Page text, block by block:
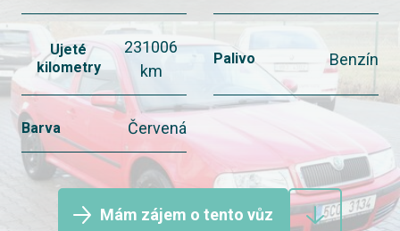
Ujeté
kilometry
231006
km
Palivo Benzín
Barva Červená
Mám zájem o tento vůz